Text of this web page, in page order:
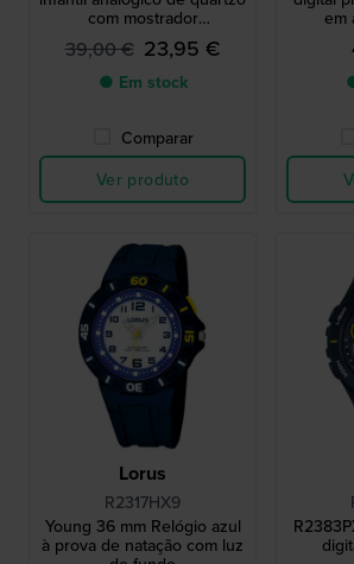
com mostrador
retroiluminado
39,00 € 23,95 €
● Em stock
Comparar
Ver produto
em
Lorus
R2317HX9
Young 36 mm Relógio azul
à prova de natação com luz